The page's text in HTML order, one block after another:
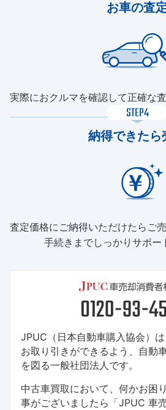
お車の査
実際におクルマを確認して正確な
STEP4
納得できたら
査定価格にご納得いただけたらご
手続きまでしっかりサポー
JPUC（日本自動車購入協会）
お取り引きができるよう、自動
を図る一般社団法人です。
中古車買取において、何かお困
事がございましたら「JPUC 車